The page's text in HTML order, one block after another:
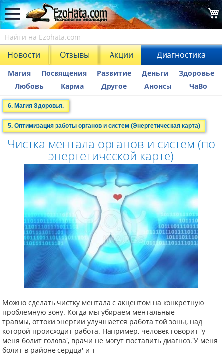
Новости Отзывы Акции Диагностика
Магия Посвящения Развитие Деньги
Здоровье
Любовь
Карма Другое Анонсы ЧаВо
6. Магия Здоровья.
5. Оптимизация работы органов и систем (Энергетическая карта)
Чистка ментала органов и систем (по
энергетической карте)
Можно сделать чистку ментала с акцентом на конкретную
проблемную зону. Когда мы убираем ментальные
травмы, оттоки энергии улучшается работа той зоны, над
которой происходит работа. Например, человек говорит 'у
меня болит голова', врачи не могут поставить диагноз.'У меня
болит в районе сердца' и т